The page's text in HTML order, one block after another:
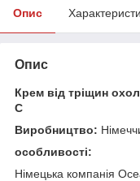
Опис
Опис
Крем від тріщин
C
Виробництво:
особливості:
Німецька компанія